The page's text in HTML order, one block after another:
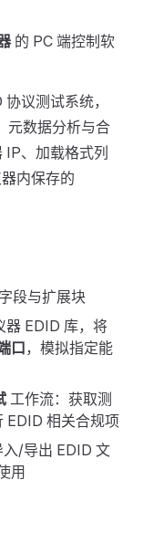
的 PC 端控制软
议测试系统，
元数据分析与合
IP、加载格式列
内保存的
段与扩展块
器 EDID 库，将
口，模拟指定能
工作流：获取测
EDID 相关合规项
/导出 EDID 文
用